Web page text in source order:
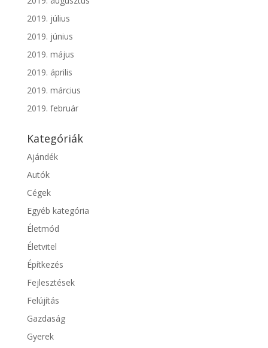
2019. július
2019. június
2019. május
2019. április
2019. március
2019. február
Kategóriák
Ajándék
Autók
Cégek
Egyéb kategória
Életmód
Életvitel
Építkezés
Fejlesztések
Felújítás
Gazdaság
Gyerek